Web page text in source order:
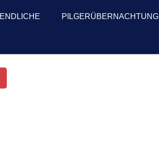
PILGERÜBERNACHTUNG